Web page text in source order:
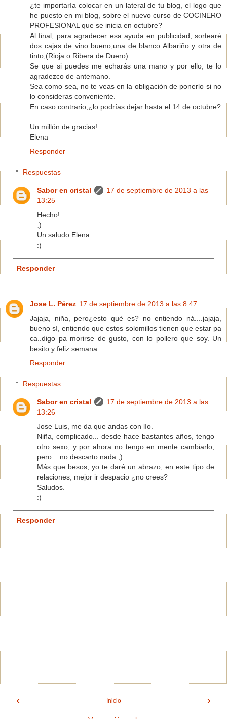
¿te importaría colocar en un lateral de tu blog, el logo que
he puesto en mi blog, sobre el nuevo curso de COCINERO
PROFESIONAL que se inicia en octubre?
Al final, para agradecer esa ayuda en publicidad, sortearé
dos cajas de vino bueno,una de blanco Albariño y otra de
tinto,(Rioja o Ribera de Duero).
Se que si puedes me echarás una mano y por ello, te lo
agradezco de antemano.
Sea como sea, no te veas en la obligación de ponerlo si no
lo consideras conveniente.
En caso contrario,¿lo podrías dejar hasta el 14 de octubre?
Un millón de gracias!
Elena
Responder
Respuestas
Sabor en cristal
17 de septiembre de 2013 a las
13:25
Hecho!
;)
Un saludo Elena.
:)
Responder
Jose L. Pérez 17 de septiembre de 2013 a las 8:47
Jajaja, niña, pero¿esto qué es? no entiendo ná....jajaja,
bueno sí, entiendo que estos solomillos tienen que estar pa
ca..digo pa morirse de gusto, con lo pollero que soy. Un
besito y feliz semana.
Responder
Respuestas
Sabor en cristal
17 de septiembre de 2013 a las
13:26
Jose Luis, me da que andas con lío.
Niña, complicado... desde hace bastantes años, tengo
otro sexo, y por ahora no tengo en mente cambiarlo,
pero... no descarto nada ;)
Más que besos, yo te daré un abrazo, en este tipo de
relaciones, mejor ir despacio ¿no crees?
Saludos.
:)
Responder
‹ ›
Inicio